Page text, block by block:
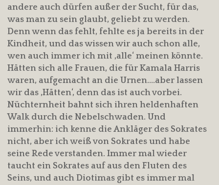
andere auch dürfen außer der Sucht, für das,
was man zu sein glaubt, geliebt zu werden.
Denn wenn das fehlt, fehlte es ja bereits in der
Kindheit, und das wissen wir auch schon alle,
wen auch immer ich mit ‚alle‘ meinen könnte.
Hätten sich alle Frauen, die für Kamala Harris
waren, aufgemacht an die Urnen….aber lassen
wir das ‚Hätten‘, denn das ist auch vorbei.
Nüchternheit bahnt sich ihren heldenhaften
Walk durch die Nebelschwaden. Und
immerhin: ich kenne die Ankläger des Sokrates
nicht, aber ich weiß von Sokrates und habe
seine Rede verstanden. Immer mal wieder
taucht ein Sokrates auf aus den Fluten des
Seins, und auch Diotimas gibt es immer mal